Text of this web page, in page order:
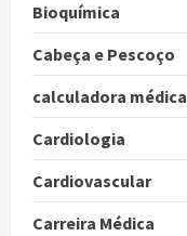
Bioquímica
Cabeça e Pescoço
calculadora médica
Cardiologia
Cardiovascular
Carreira Médica